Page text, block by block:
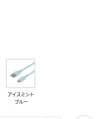
アイスミント
ブルー